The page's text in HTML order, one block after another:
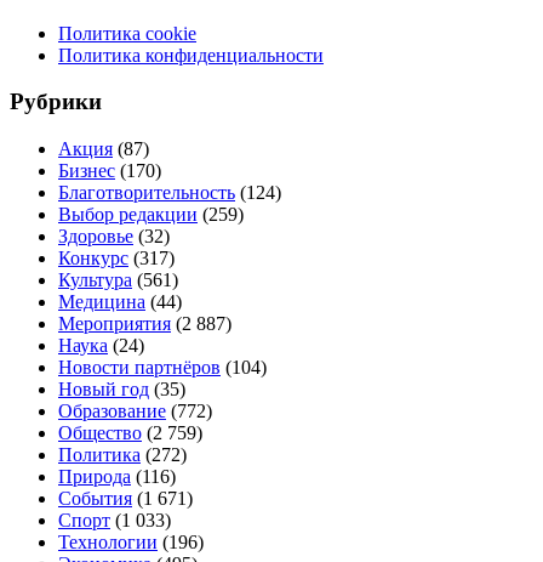
Политика cookie
Политика конфиденциальности
Рубрики
Акция (87)
Бизнес (170)
Благотворительность (124)
Выбор редакции (259)
Здоровье (32)
Конкурс (317)
Культура (561)
Медицина (44)
Мероприятия (2 887)
Наука (24)
Новости партнёров (104)
Новый год (35)
Образование (772)
Общество (2 759)
Политика (272)
Природа (116)
События (1 671)
Спорт (1 033)
Технологии (196)